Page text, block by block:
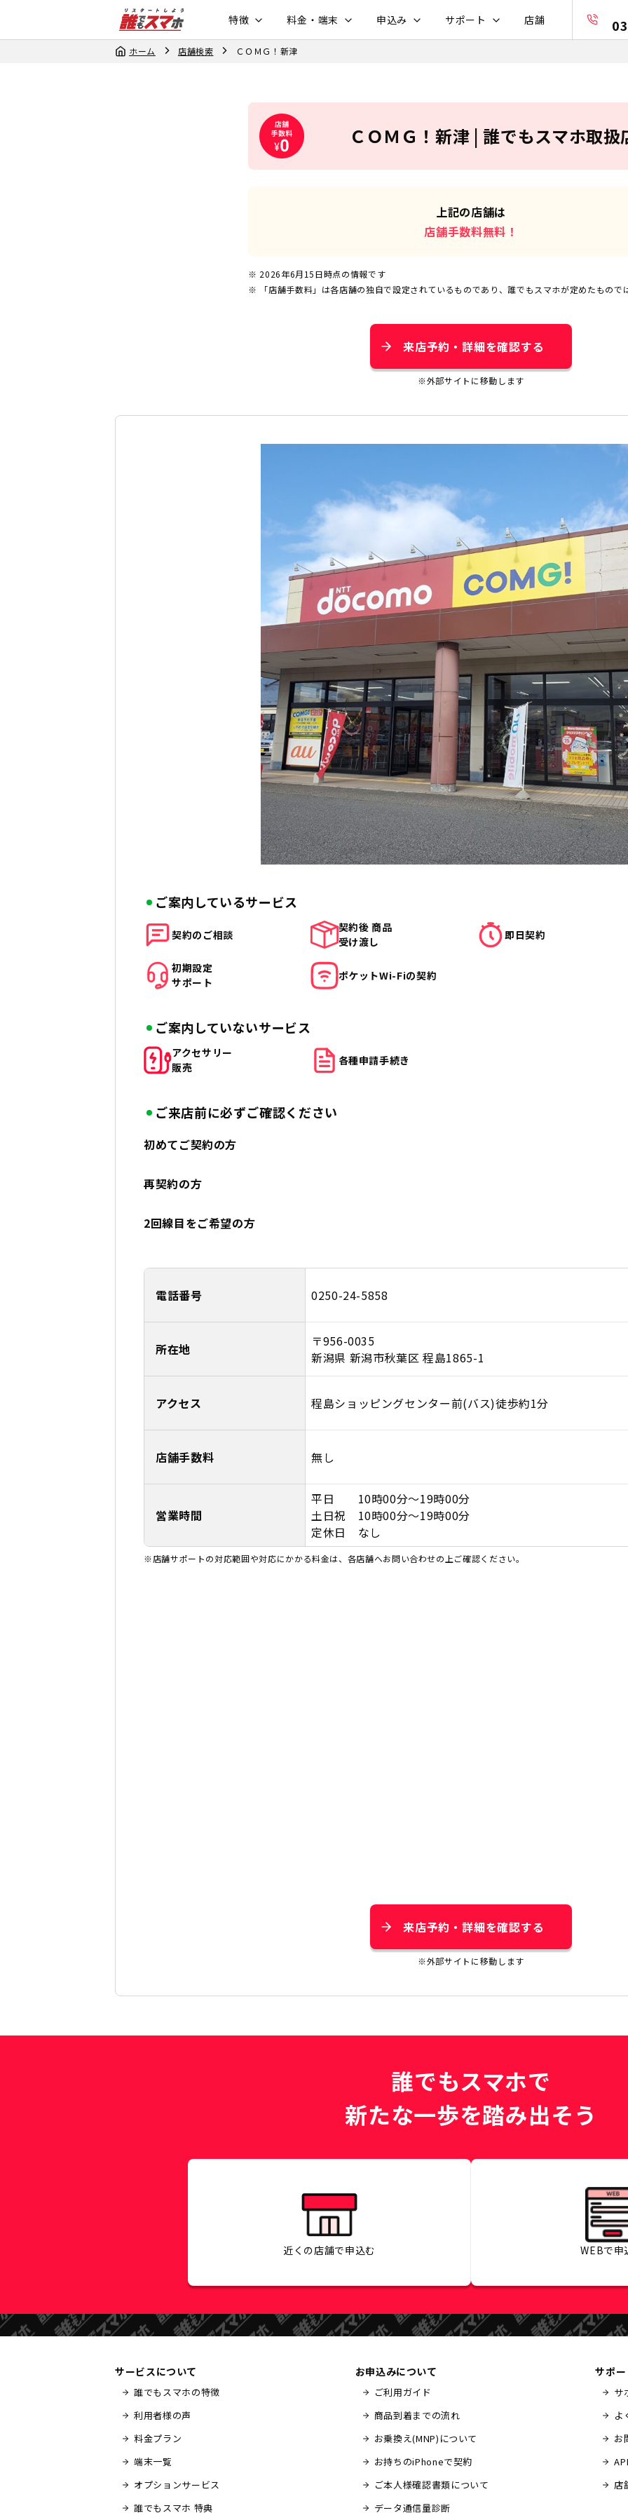
特徴 料金・端末 申込み サポート 店舗
ホーム 店舗検索 ＣＯＭＧ！新津
ＣＯＭＧ！新津 | 誰でもスマホ取扱
上記の店舗は
店舗手数料無料！
2026年6月15日時点の情報です
「店舗手数料」は各店舗の独自で設定されているものであり、誰でもスマホが定めたもので
来店予約・詳細を確認する
※外部サイトに移動します
ご案内しているサービス
契約の ご相談
契約後 商品
受け渡し
即日契約
初期設定
サポート
ポケットWi-Fiの契約
ご案内していないサービス
アクセサリー
販売
各種申請手続き
ご来店前に必ずご確認ください
初めてご契約の方
再契約の方
2回線目をご希望の方
電話番号 0250-24-5858
所在地
〒956-0035
新潟県 新潟市秋葉区 程島1865-1
アクセス 程島ショッピングセンター前(バス)徒歩約1分
店舗手数料 無し
営業時間
平日 10時00分～19時00分
土日祝 10時00分～19時00分
定休日 なし
※店舗サポートの対応範囲や対応にかかる料金は、各店舗へお問い合わせの上ご確認ください。
来店予約・詳細を確認する
※外部サイトに移動します
誰でもスマホで
新たな一歩を踏み出そう
近くの店舗で申込む WEBで申
サービスについて
誰でもスマホの特徴
利用者様の声
料金プラン
端末一覧
オプションサービス
誰でもスマホ 特典
お申込みについて
ご利用ガイド
商品到着までの流れ
お乗換え(MNP)について
お持ちのiPhoneで契約
ご本人様確認書類について
データ通信量診断
サポ
サ
よ
お
店